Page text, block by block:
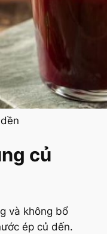
củ
và không bổ
ép củ dến.